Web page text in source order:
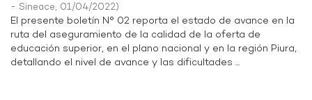
- Sineace, 01/04/2022)
El presente boletín N° 02 reporta el estado de avance en la
ruta del aseguramiento de la calidad de la oferta de
educación superior, en el plano nacional y en la región Piura,
detallando el nivel de avance y las dificultades ...